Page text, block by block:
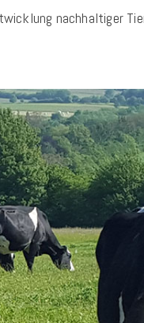
nachhaltiger